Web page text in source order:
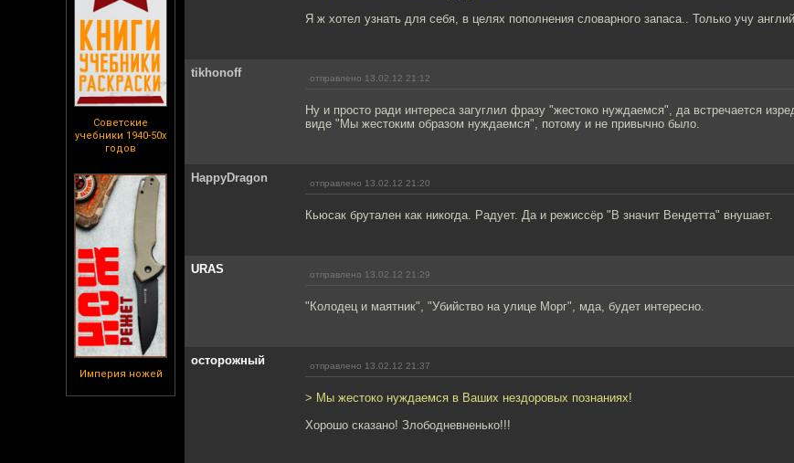
Советские
учебники 1940-50х
годов
Империя ножей
Я ж хотел узнать для себя, в целях пополнения словарного запаса.. Только учу
tikhonoff отправлено 13.02.12 21:12
Ну и просто ради интереса загуглил фразу "жестоко нуждаемся", да встречается
виде "Мы жестоким образом нуждаемся", потому и не привычно было.
HappyDragon отправлено 13.02.12 21:20
Кьюсак брутален как никогда. Радует. Да и режиссёр "В значит Вендетта" внушает.
URAS отправлено 13.02.12 21:29
"Колодец и маятник", "Убийство на улице Морг", мда, будет интересно.
осторожный отправлено 13.02.12 21:37
> Мы жестоко нуждаемся в Ваших нездоровых познаниях!
Хорошо сказано! Злободневненько!!!